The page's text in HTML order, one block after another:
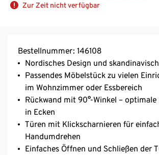
Zur Zeit nicht verfügbar
Bestellnummer: 146108
Nordisches Design und
Passendes Möbelstück zu vielen
im Wohnzimmer oder Essbereich
Rückwand mit 90°-Winkel –
in Ecken
Türen mit Klickscharnieren für
Handumdrehen
Einfaches Öffnen und Schließen der